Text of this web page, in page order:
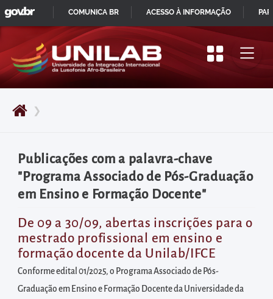
Pular
para
início
do
principal
Acessar
diretamente
o
menu
principal
Acessar
diretamente
à
❯
Publicações com a palavra-chave
"Programa Associado de Pós-Graduação
em Ensino e Formação Docente"
De 09 a 30/09, abertas inscrições para o
mestrado profissional em ensino e
formação docente da Unilab/IFCE
Conforme edital 01/2025, o Programa Associado de Pós-
Graduação em Ensino e Formação Docente da Universidade da
IR
PARA
CONTEÚDO
GOVBR
COMUNICA BR ACESSO À INFORMAÇÃO